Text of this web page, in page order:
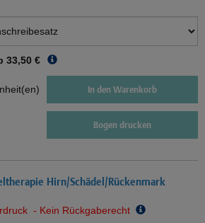
33,50 €
In den Warenkorb
Bogen drucken
Hirn/Schädel/Rückenmark
- Kein Rückgaberecht